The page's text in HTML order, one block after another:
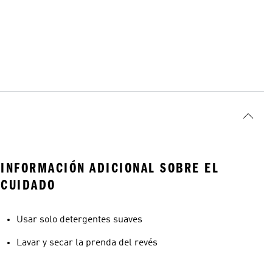
INFORMACIÓN ADICIONAL SOBRE EL
CUIDADO
Usar solo detergentes suaves
Lavar y secar la prenda del revés